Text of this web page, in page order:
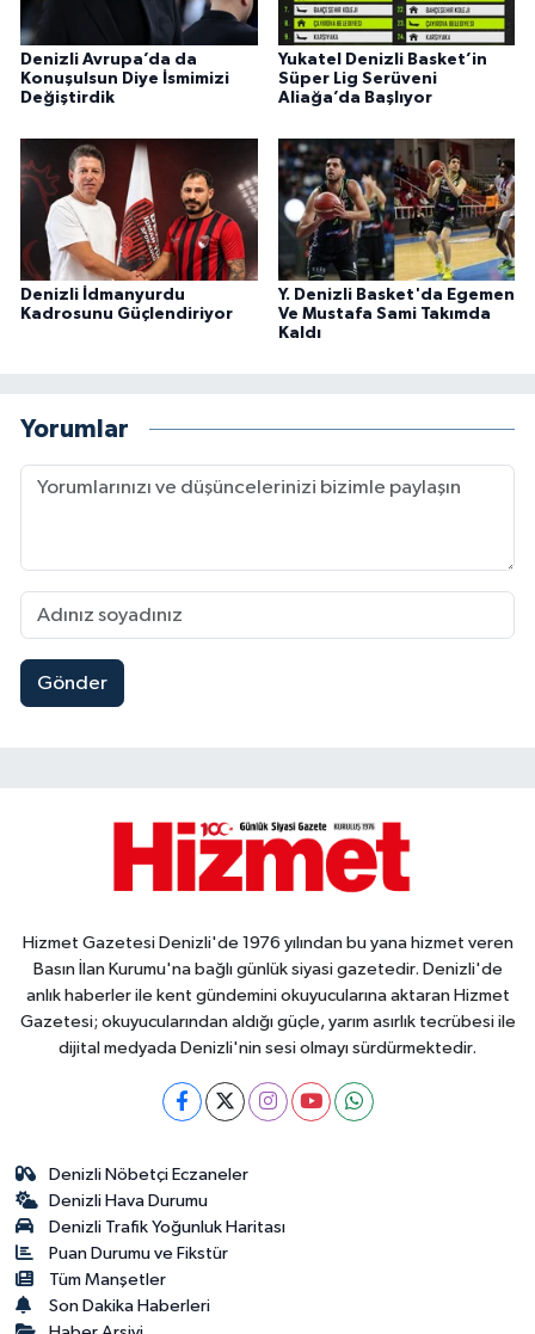
Denizli Avrupa’da da
Konuşulsun Diye İsmimizi
Değiştirdik
Yukatel Denizli Basket’in
Süper Lig Serüveni
Aliağa’da Başlıyor
Denizli İdmanyurdu
Kadrosunu Güçlendiriyor
Y. Denizli Basket'da Egemen
Ve Mustafa Sami Takımda
Kaldı
Yorumlar
Gönder
Hizmet Gazetesi Denizli'de 1976 yılından bu yana hizmet veren
Basın İlan Kurumu'na bağlı günlük siyasi gazetedir. Denizli'de
anlık haberler ile kent gündemini okuyucularına aktaran Hizmet
Gazetesi; okuyucularından aldığı güçle, yarım asırlık tecrübesi ile
dijital medyada Denizli'nin sesi olmayı sürdürmektedir.
Denizli Nöbetçi Eczaneler
Denizli Hava Durumu
Denizli Trafik Yoğunluk Haritası
Puan Durumu ve Fikstür
Tüm Manşetler
Son Dakika Haberleri